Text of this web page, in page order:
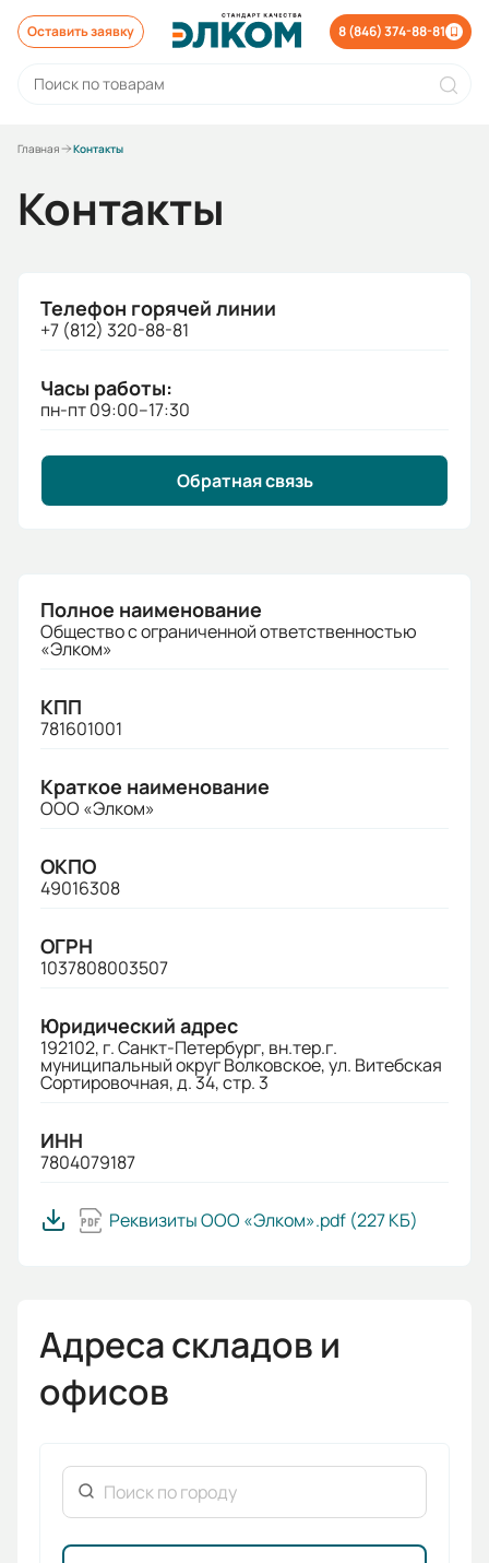
Оставить заявку 8 (846) 374-88-81
Главная Контакты
Контакты
Телефон горячей линии
+7 (812) 320-88-81
Часы работы:
пн-пт 09:00–17:30
Обратная связь
Полное наименование
Общество с ограниченной ответственностью
«Элком»
КПП
781601001
Краткое наименование
ООО «Элком»
ОКПО
49016308
ОГРН
1037808003507
Юридический адрес
192102, г. Санкт-Петербург, вн.тер.г.
муниципальный округ Волковское, ул. Витебская
Сортировочная, д. 34, стр. 3
ИНН
7804079187
Реквизиты ООО «Элком».pdf (227 КБ)
Адреса складов и
офисов